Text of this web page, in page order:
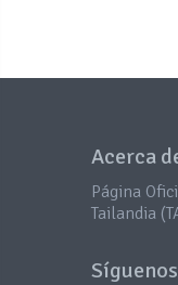
Acerca
Página
Tailandia